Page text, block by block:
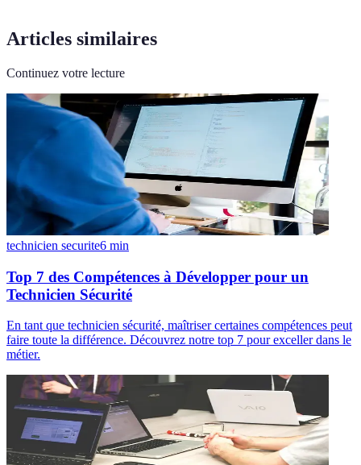
Articles similaires
Continuez votre lecture
technicien securite6 min
Top 7 des Compétences à Développer pour un
Technicien Sécurité
En tant que technicien sécurité, maîtriser certaines compétences peut
faire toute la différence. Découvrez notre top 7 pour exceller dans le
métier.